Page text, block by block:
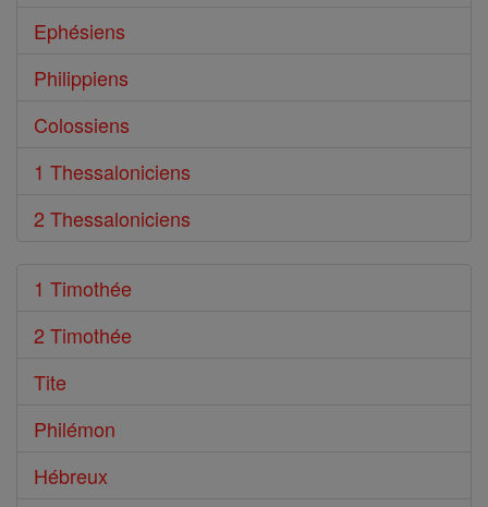
Ephésiens
Philippiens
Colossiens
1 Thessaloniciens
2 Thessaloniciens
1 Timothée
2 Timothée
Tite
Philémon
Hébreux